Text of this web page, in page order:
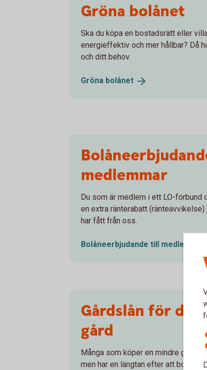
Gröna bolånet
Ska du köpa en bostadsrätt eller
energieffektiv och mer hållbar? Då
och ditt behov.
Gröna bolånet
medlemmar
Du som är medlem i ett LO-förbund
en extra ränterabatt (ränteavvikelse)
har fått från oss.
Bolåneerbjudande till medlemmar
Gårdslån för dig
gård
Många som köper en mindre gård
men har en längtan efter att bosätta